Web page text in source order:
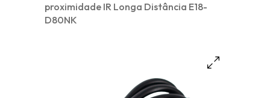
proximidade IR Longa Distância E18-
D80NK